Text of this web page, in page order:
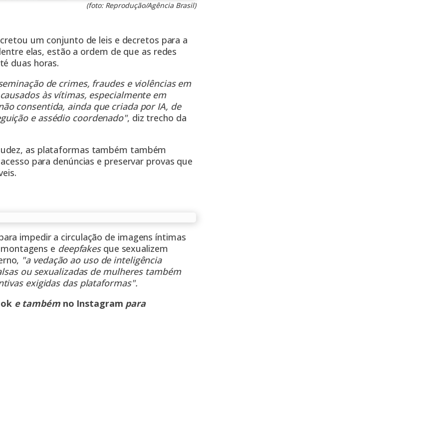
(foto: Reprodução/Agência Brasil)
um conjunto de leis e decretos para a
elas, estão a ordem de que as redes
duas horas.
de crimes, fraudes e violências em
às vítimas, especialmente em
consentida, ainda que criada por IA, de
e assédio coordenado", diz trecho da
as plataformas também também
para denúncias e preservar provas que
impedir a circulação de imagens íntimas
e deepfakes que sexualizem
"a vedação ao uso de inteligência
ou sexualizadas de mulheres também
exigidas das plataformas".
e também no Instagram para